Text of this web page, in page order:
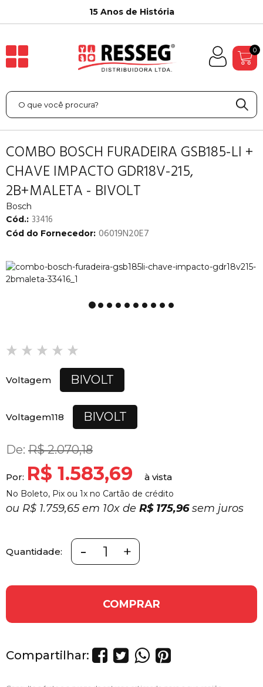
15 Anos de História
0
COMBO BOSCH FURADEIRA GSB185-LI +
CHAVE IMPACTO GDR18V-215,
2B+MALETA - BIVOLT
Bosch
Cód.: 33416
Cód do Fornecedor: 06019N20E7
Voltagem BIVOLT
Voltagem118 BIVOLT
De: R$ 2.070,18
Por: R$ 1.583,69
No Boleto, Pix ou 1x no Cartão de crédito
ou R$ 1.759,65 em 10x de R$ 175,96sem juros
Quantidade: - +
COMPRAR
Compartilhar: